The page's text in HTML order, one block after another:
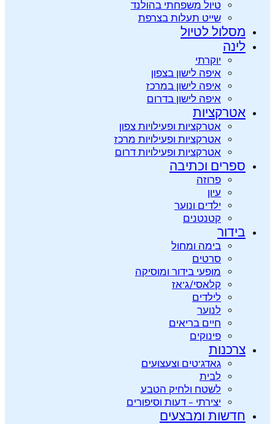
טיול משפחתי בהולנד
שייט תעלות בצרפת
מסלול לטיול
לינה
יוקרתי
איפה לישון בצפון
איפה לישון במרכז
איפה לישון בדרום
אטרקציות
אטרקציות ופעילויות צפון
אטרקציות ופעילויות מרכז
אטרקציות ופעילויות דרום
ספרים וכתיבה
פרוזה
עיון
ילדים ונוער
קטנטנים
בידור
בימה ומחול
סרטים
מופעי בידור ומוסיקה
קלאסי/ג’אז
לילדים
לנוער
חיים בריאים
פינוקים
צרכנות
גאדג’טים וצעצועים
לבית
לשטח ולחיק הטבע
יצירתי – דעות וסיפורים
חדשות ומבצעים